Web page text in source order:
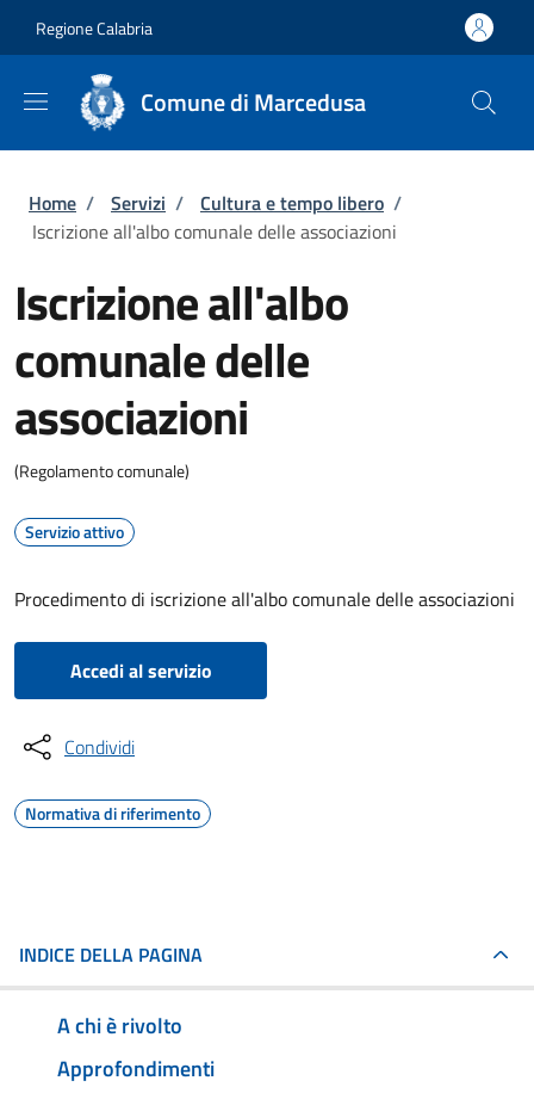
Regione Calabria
Comune di Marcedusa
Briciole di pane
Home / Servizi / Cultura e tempo libero /
Iscrizione all'albo comunale delle associazioni
Iscrizione all'albo
comunale delle
associazioni
(Regolamento comunale)
Servizio attivo
Procedimento di iscrizione all'albo comunale delle associazioni
Accedi al servizio
Condividi
Normativa di riferimento
INDICE DELLA PAGINA
A chi è rivolto
Approfondimenti